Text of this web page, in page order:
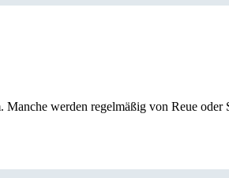
werden regelmäßig von Reue